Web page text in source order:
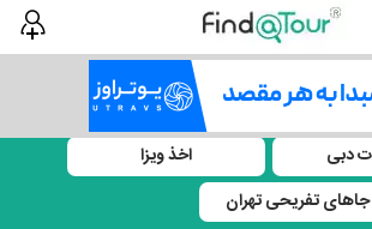
دبی
اخذ ویزا
جاهای تفریحی تهران